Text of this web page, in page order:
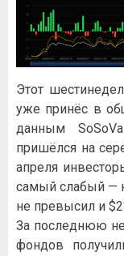
Этот
уже принёс в
данным
пришёлся на
апреля
самый слабый —
не превысил и
За последнюю
фондов